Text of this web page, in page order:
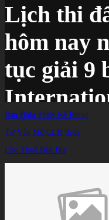
Lịch thi
hôm nay
tục giải 9
TIN TỨC /
Bàn Bida Thiết Kế Riêng
Tư Vấn Mở CLB Bida
Cho Thuê Bàn Bia